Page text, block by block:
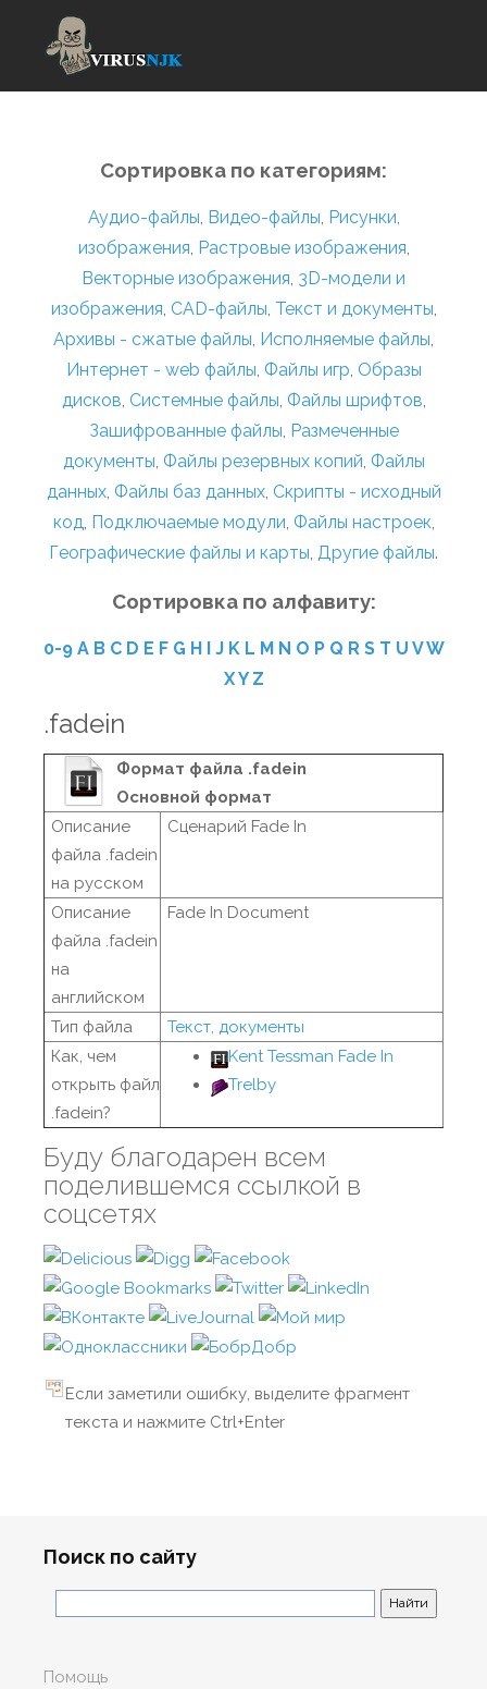
Сортировка по категориям:
Аудио-файлы, Видео-файлы, Рисунки,
изображения, Растровые изображения,
Векторные изображения, 3D-модели и
изображения, CAD-файлы, Текст и документы,
Архивы - сжатые файлы, Исполняемые файлы,
Интернет - web файлы, Файлы игр, Образы
дисков, Системные файлы, Файлы шрифтов,
Зашифрованные файлы, Размеченные
документы, Файлы резервных копий, Файлы
данных, Файлы баз данных, Скрипты - исходный
код, Подключаемые модули, Файлы настроек,
Географические файлы и карты, Другие файлы.
Сортировка по алфавиту:
0-9 A B C D E F G H I J K L M N O P Q R S T U VW
XY Z
.fadein
Формат файла .fadein
Основной формат
Описание
файла .fadein
на русском
Сценарий Fade In
Описание
файла .fadein
на
английском
Fade In Document
Тип файла
Текст, документы
Как, чем
открыть файл
.fadein?
Kent Tessman Fade In
Trelby
Буду благодарен всем
поделившемся ссылкой в
соцсетях
Если заметили ошибку, выделите фрагмент
текста и нажмите Ctrl+Enter
Поиск по сайту
Помощь